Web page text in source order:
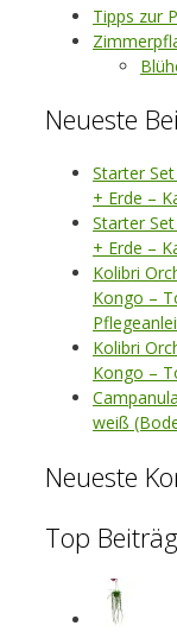
Tipps zur
Neueste
Starter
+ Erde –
Starter
+ Erde –
Kolibri
Kongo –
Kolibri
Kongo –
weiß
Neueste
Top